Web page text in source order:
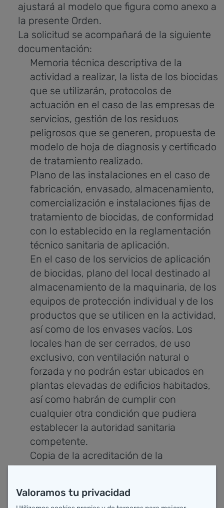
ajustará al modelo que figura como anexo a
la presente Orden.
La solicitud se acompañará de la siguiente
documentación:
Memoria técnica descriptiva de la
actividad a realizar, la lista de los biocidas
que se utilizarán, protocolos de
actuación en el caso de las empresas de
servicios, gestión de los residuos
peligrosos que se generen, propuesta de
modelo de hoja de diagnosis y certificado
de tratamiento realizado.
Plano de las instalaciones en el caso de
fabricación, envasado, almacenamiento,
comercialización e instalaciones fijas de
tratamiento de biocidas, de conformidad
con lo establecido en la reglamentación
técnico sanitaria de aplicación.
En el caso de los servicios de aplicación
de biocidas, plano del local destinado al
almacenamiento de la maquinaria, de los
equipos de protección individual y de los
productos que se utilicen en la actividad,
así como de los envases vacíos. Los
locales han de ser cerrados, de uso
exclusivo, con ventilación natural o
forzada y no podrán estar ubicados en
plantas elevadas de edificios habitados,
así como habrán de cumplir con
cualquier otra condición que pudiera
establecer la autoridad sanitaria
competente.
Copia de la acreditación de la
capacitación profesional del personal
relacionadas con la aplicación de
Valoramos tu privacidad